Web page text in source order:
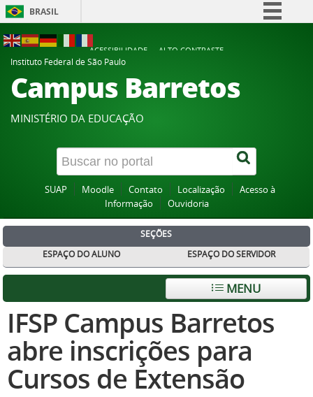
BRASIL
Participe
Acesso à informação
Canais
ACESSIBILIDADE
ALTO CONTRASTE
Instituto Federal de São Paulo
Campus Barretos
MINISTÉRIO DA EDUCAÇÃO
SUAP Moodle Contato Localização
Acesso à
Informação
Ouvidoria
SEÇÕES
ESPAÇO DO ALUNO
ESPAÇO DO SERVIDOR
MENU
IFSP Campus Barretos
abre inscrições para
Cursos de Extensão